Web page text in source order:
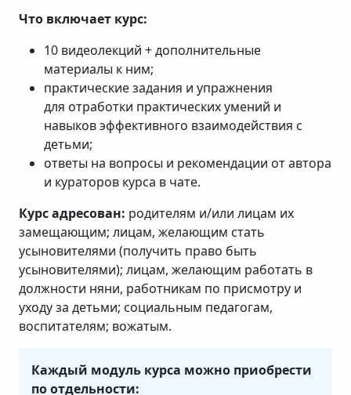
Что включает курс:
10 видеолекций + дополнительные
материалы к ним;
практические задания и упражнения
для отработки практических умений и
навыков эффективного взаимодействия с
детьми;
ответы на вопросы и рекомендации от автора
и кураторов курса в чате.
Курс адресован: родителям и/или лицам их
замещающим; лицам, желающим стать
усыновителями (получить право быть
усыновителями); лицам, желающим работать в
должности няни, работникам по присмотру и
уходу за детьми; социальным педагогам,
воспитателям; вожатым.
Каждый модуль курса можно приобрести
по отдельности: